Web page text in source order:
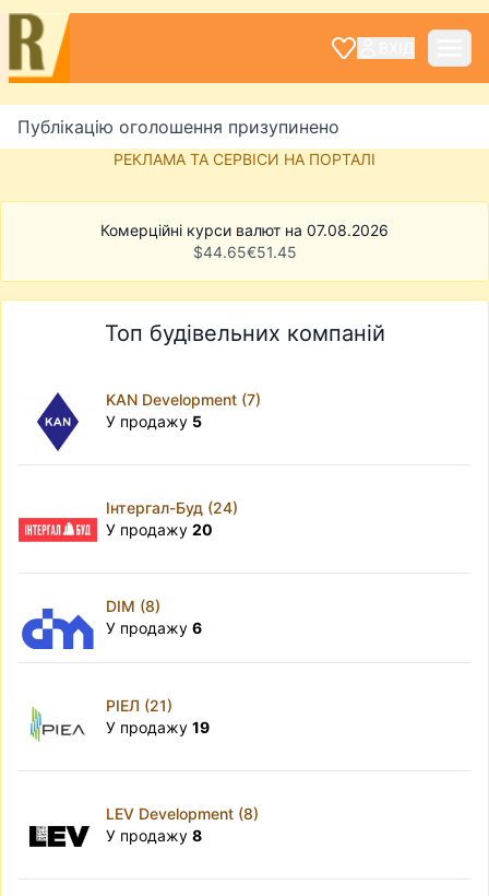
Публікацію оголошення призупинено
РЕКЛАМА ТА СЕРВІСИ НА ПОРТАЛІ
Комерційні курси валют на 07.08.2026
$44.65€51.45
Топ будівельних компаній
KAN Development (7)
У продажу 5
Інтергал-Буд (24)
У продажу 20
DIM (8)
У продажу 6
РІЕЛ (21)
У продажу 19
LEV Development (8)
У продажу 8